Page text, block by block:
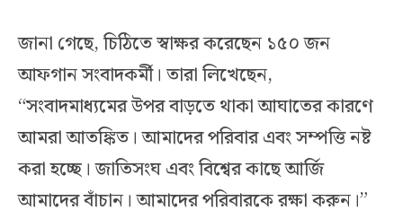
জানা গেছে, চিঠিতে স্বাক্ষর করেছেন ১৫০ জন
আফগান সংবাদকর্মী। তারা লিখেছেন,
“সংবাদমাধ্যমের উপর বাড়তে থাকা আঘাতের কারণে
আমরা আতঙ্কিত। আমাদের পরিবার এবং সম্পত্তি নষ্ট
করা হচ্ছে। জাতিসংঘ এবং বিশ্বের কাছে আর্জি
আমাদের বাঁচান। আমাদের পরিবারকে রক্ষা করুন।”